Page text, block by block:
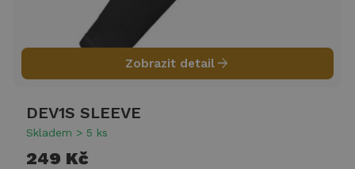
Zobrazit detailarrow_forward
DEV1S SLEEVE
Skladem > 5 ks
249 Kč